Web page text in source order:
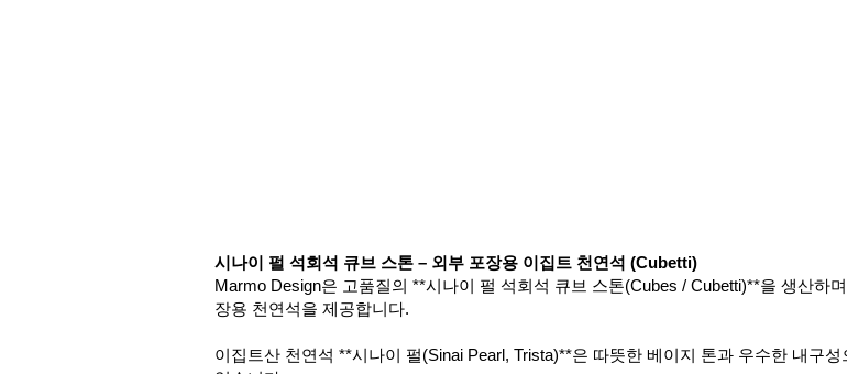
시나이 펄 석회석 큐브 스톤 – 외부 포장용 이집트 천연석 (Cubetti)
Marmo Design은 고품질의 **시나이 펄 석회석 큐브 스톤(Cubes / Cubetti)**을 생산하
장용 천연석을 제공합니다.
이집트산 천연석 **시나이 펄(Sinai Pearl, Trista)**은 따뜻한 베이지 톤과 우수한 내구